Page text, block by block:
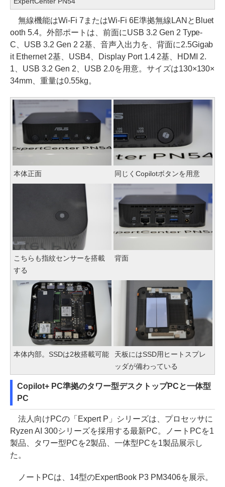
無線機能はWi-Fi 7またはWi-Fi 6E準拠無線LANとBluet
ooth 5.4。外部ポートは、前面にUSB 3.2 Gen 2 Type-
C、USB 3.2 Gen 2 2基、音声入出力を、背面に2.5Gigab
it Ethernet 2基、USB4、Display Port 1.4 2基、HDMI 2.
1、USB 3.2 Gen 2、USB 2.0を用意。サイズは130×130×
34mm、重量は0.55kg。
本体正面 同じくCopilotボタンを用意
こちらも指紋センサーを搭載
する
背面
本体内部。SSDは2枚搭載可能
天板にはSSD用ヒートスプレ
ッダが備わっている
Copilot+ PC準拠のタワー型デスクトップPCと一体型
PC
法人向けPCの「Expert P」シリーズは、プロセッサに
Ryzen AI 300シリーズを採用する最新PC。ノートPCを1
製品、タワー型PCを2製品、一体型PCを1製品展示し
た。
ノートPCは、14型のExpertBook P3 PM3406を展示。